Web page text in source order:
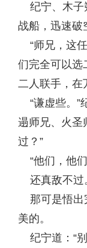
纪宁、木子
战船，迅速破
“师兄，这任
们完全可以选
二人联手，在
“谦虚些。”
遢师兄、火圣
过？”
“他们，他
还真敌不过
那可是悟出
美的。
纪宁道：“